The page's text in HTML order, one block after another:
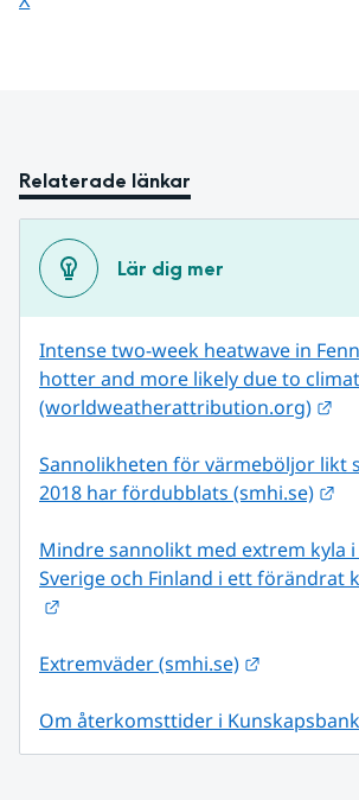
Relaterade länkar
Lär dig mer
Intense two-week heatwave in
hotter and more likely due to
(worldweatherattribution.org)
Sannolikheten för värmeböljor likt
2018 har fördubblats (smhi.se)
Mindre sannolikt med extrem kyla
Sverige och Finland i ett förändrat
Extremväder (smhi.se)
Om återkomsttider i